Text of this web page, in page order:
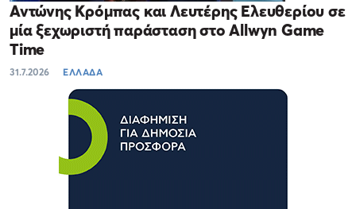
Αντώνης Κρόμπας και Λευτέρης Ελευθερίου σε
μία ξεχωριστή παράσταση στο Allwyn Game
Time
31.7.2026 ΕΛΛΑΔΑ